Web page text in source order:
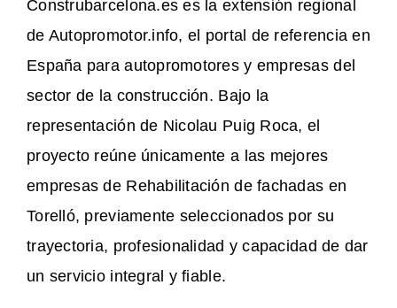
Construbarcelona.es es la extensión regional
de Autopromotor.info, el portal de referencia en
España para autopromotores y empresas del
sector de la construcción. Bajo la
representación de Nicolau Puig Roca, el
proyecto reúne únicamente a las mejores
empresas de Rehabilitación de fachadas en
Torelló, previamente seleccionados por su
trayectoria, profesionalidad y capacidad de dar
un servicio integral y fiable.